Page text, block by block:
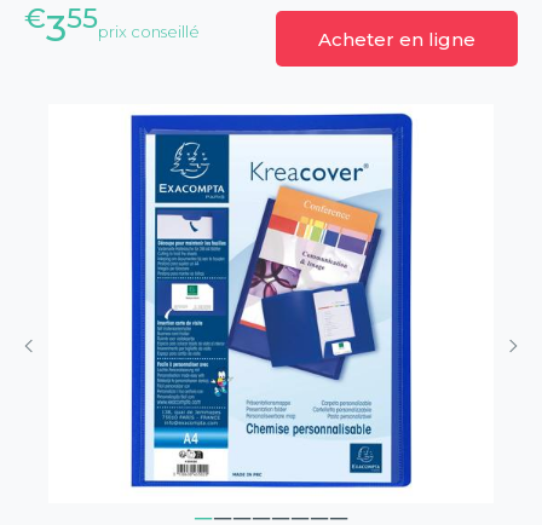
&
PADS
STATIONERY
DE
VENTE
gamme
€355prix conseillé Acheter en ligne